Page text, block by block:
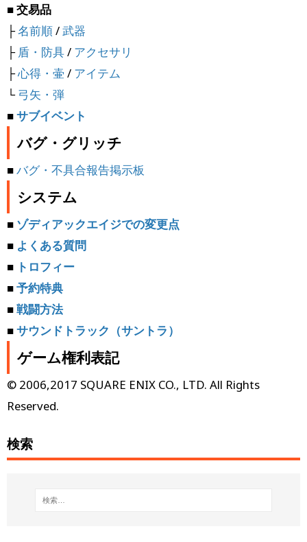
■ 交易品
├名前順/武器
├ 盾・防具/ アクセサリ
├心得・壷 / アイテム
└弓矢・弾
■サブイベント
バグ・グリッチ
■バグ・不具合報告掲示板
システム
■ ゾディアックエイジでの変更点
■ よくある質問
■ トロフィー
■予約特典
■戦闘方法
■サウンドトラック（サントラ）
ゲーム権利表記
© 2006,2017 SQUARE ENIX CO., LTD. All Rights
Reserved.
検索